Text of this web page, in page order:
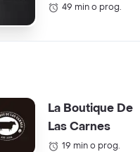
49 min o prog.
La Boutique De
Las Carnes
19 min o prog.